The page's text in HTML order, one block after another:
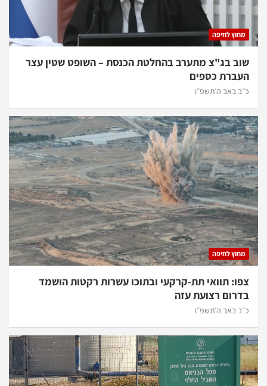
מחוץ לחיפה
שוב בג"צ מתערב בהחלטת הכנסת – השופט שטין עצר
העברת כספים
כ״ב באב ה׳תשפ״ו
מחוץ לחיפה
צפו: תוואי תת-קרקעי ובתוכו עשרות רקטות הושמד
בדרום רצועת עזה
כ״ב באב ה׳תשפ״ו